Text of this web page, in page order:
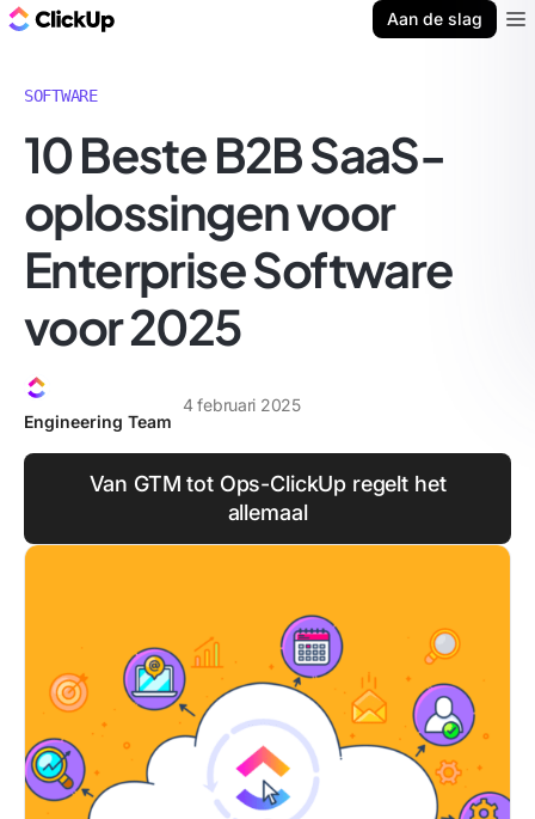
Aan de slag
SOFTWARE
10 Beste B2B SaaS-
oplossingen voor
Enterprise Software
voor 2025
Engineering Team
4 februari 2025
Van GTM tot Ops-ClickUp regelt het
allemaal